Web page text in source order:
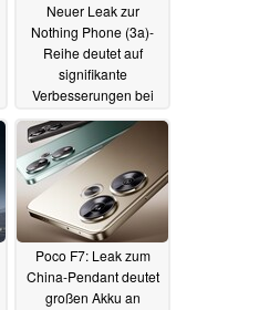
Neuer Leak zur
Nothing Phone (3a)-
Reihe deutet auf
signifikante
Verbesserungen bei
Kamera und SoC hin
24.12.2024
Poco F7: Leak zum
China-Pendant deutet
großen Akku an